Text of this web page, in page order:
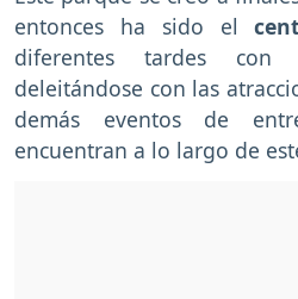
entonces ha sido el
diferentes tardes
deleitándose con las
demás eventos de
encuentran a lo largo de